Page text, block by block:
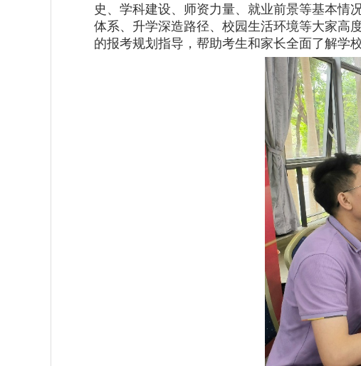
史、学科建设、师资力量、就业前景等基本情
体系、升学深造路径、校园生活环境等大家高
的报考规划指导，帮助考生和家长全面了解学